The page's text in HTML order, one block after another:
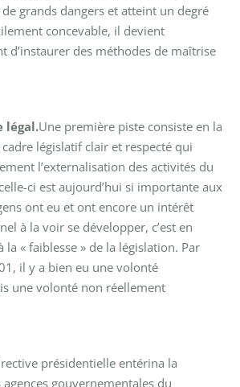
grands dangers et atteint un degré
concevable, il devient
d’instaurer des méthodes de maîtrise
légal.Une première piste consiste en la
cadre législatif clair et respecté qui
l’externalisation des activités du
ci est aujourd’hui si importante aux
ont eu et ont encore un intérêt
à la voir se développer, c’est en
la « faiblesse » de la législation. Par
il y a bien eu une volonté
une volonté non réellement
présidentielle entérina la
gouvernementales du